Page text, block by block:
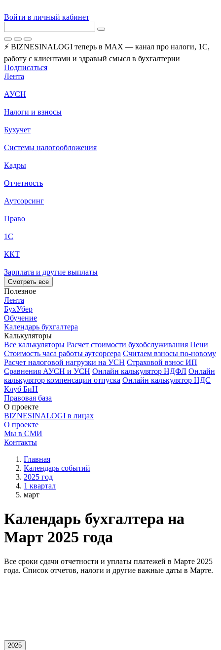
Войти в личный кабинет
⚡ BIZNESINALOGI теперь в MAX — канал про налоги, 1С,
работу с клиентами и здравый смысл в бухгалтерии
Подписаться
Лента
АУСН
Налоги и взносы
Бухучет
Системы налогообложения
Кадры
Отчетность
Аутсорсинг
Право
1С
ККТ
Зарплата и другие выплаты
Смотреть все
Полезное
Лента
БухУбер
Обучение
Календарь бухгалтера
Калькуляторы
Все калькуляторы Расчет стоимости бухобслуживания Пени
Стоимость часа работы аутсорсера Считаем взносы по-новому
Расчет налоговой нагрузки на УСН Страховой взнос ИП
Сравнения АУСН и УСН Онлайн калькулятор НДФЛ Онлайн
калькулятор компенсации отпуска Онлайн калькулятор НДС
Клуб БиН
Правовая база
О проекте
BIZNESINALOGI в лицах
О проекте
Мы в СМИ
Контакты
Главная
Календарь событий
2025 год
1 квартал
март
Календарь бухгалтера на
Март 2025 года
Все сроки сдачи отчетности и уплаты платежей в Марте 2025
года. Список отчетов, налоги и другие важные даты в Марте.
2025